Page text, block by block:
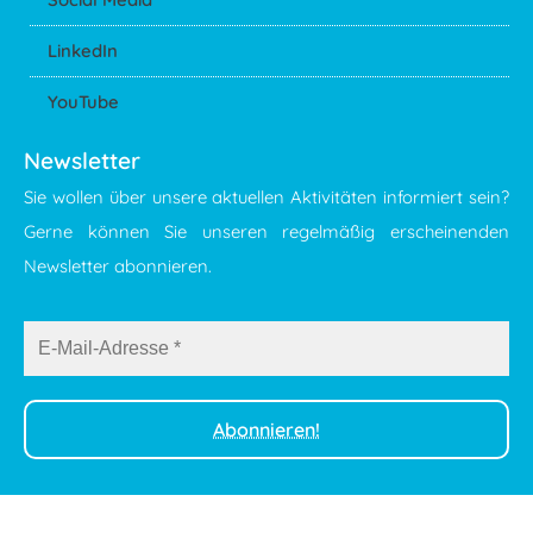
LinkedIn
YouTube
Newsletter
Sie wollen über unsere aktuellen Aktivitäten informiert sein?
Gerne können Sie unseren regelmäßig erscheinenden
Newsletter abonnieren.